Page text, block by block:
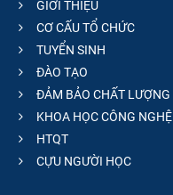
GIỚI THIỆU
CƠ CẤU TỔ CHỨC
TUYỂN SINH
ĐÀO TẠO
ĐẢM BẢO CHẤT LƯỢNG
KHOA HỌC CÔNG NGHỆ
HTQT
CỰU NGƯỜI HỌC